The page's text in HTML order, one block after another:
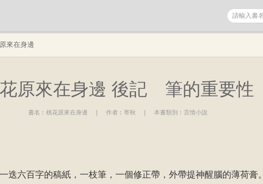
來在身邊
原來在身邊 後記 筆的重要性
書名︰ 桃花原來在身邊 作者︰ 寄秋 本書類別︰ 言情小說
迭六百字的稿紙，一枝筆，一個修正帶，外帶提神醒腦的薄荷膏。